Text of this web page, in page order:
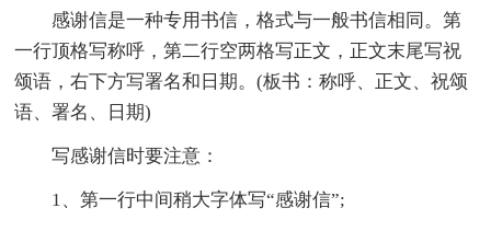
感谢信是一种专用书信，格式与一般书信相同。第
一行顶格写称呼，第二行空两格写正文，正文末尾写祝
颂语，右下方写署名和日期。(板书：称呼、正文、祝颂
语、署名、日期)
写感谢信时要注意：
1、第一行中间稍大字体写“感谢信”;